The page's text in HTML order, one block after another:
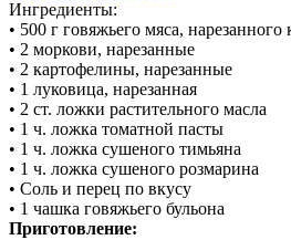
Ингредиенты:
• 500 г говяжьего мяса, нарезанного
• 2 моркови, нарезанные
• 2 картофелины, нарезанные
• 1 луковица, нарезанная
• 2 ст. ложки растительного масла
• 1 ч. ложка томатной пасты
• 1 ч. ложка сушеного тимьяна
• 1 ч. ложка сушеного розмарина
• Соль и перец по вкусу
• 1 чашка говяжьего бульона
Приготовление: